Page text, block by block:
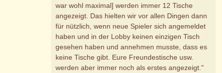
war wohl maximal] werden immer 12 Tische
angezeigt. Das hielten wir vor allen Dingen dann
für nützlich, wenn neue Spieler sich angemeldet
haben und in der Lobby keinen einzigen Tisch
gesehen haben und annehmen musste, dass es
keine Tische gibt. Eure Freundestische usw.
werden aber immer noch als erstes angezeigt."